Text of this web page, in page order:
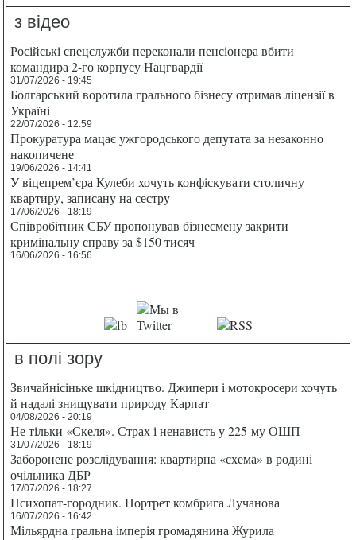
з відео
Російські спецслужби переконали пенсіонера вбити
командира 2-го корпусу Нацгвардії
31/07/2026 - 19:45
Болгарський воротила грального бізнесу отримав ліцензії в
Україні
22/07/2026 - 12:59
Прокуратура мацає ужгородського депутата за незаконно
накопичене
19/06/2026 - 14:41
У віцепрем’єра Кулеби хочуть конфіскувати столичну
квартиру, записану на сестру
17/06/2026 - 18:19
Співробітник СБУ пропонував бізнесмену закрити
кримінальну справу за $150 тисяч
16/06/2026 - 16:56
в полі зору
Звичайнісіньке шкідництво. Джипери і мотокросери хочуть
й надалі знищувати природу Карпат
04/08/2026 - 20:19
Не тільки «Скеля». Страх і ненависть у 225-му ОШП
31/07/2026 - 18:19
Заборонене розслідування: квартирна «схема» в родині
очільника ДБР
17/07/2026 - 18:27
Психопат-городник. Портрет комбрига Лучанова
16/07/2026 - 16:42
Мільярдна гральна імперія громадянина Журила